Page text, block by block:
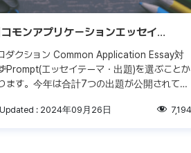
コモンアプリケーションエッセイ
の選び方
ダクション Common Application Essay対
Prompt(エッセイテーマ・出題)を選ぶことか
ます。今年は合計7つの出題が公開されてお
: 2024年09月26日